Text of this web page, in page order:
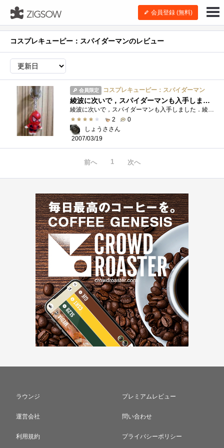
会員登録 (無料)
コスプレキューピー：スパイダーマンのレビュー
会員限定 コスプレキューピー：スパイダーマン
綾波に次いで，スパイダーマンも入手しました．
綾波に次いで，スパイダーマンも入手しました．綾波ほどベタ惚れしたわけじゃないですが，これはこれでなかなか…(笑)．それにしても，スパイ...
2
0
しょうささん
2007/03/19
前へ 1 次へ
ラウンジ プレミアムレビュー
運営会社 問い合わせ
利用規約 プライバシーポリシー